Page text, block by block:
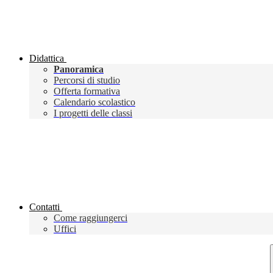
Didattica
Panoramica
Percorsi di studio
Offerta formativa
Calendario scolastico
I progetti delle classi
Contatti
Come raggiungerci
Uffici